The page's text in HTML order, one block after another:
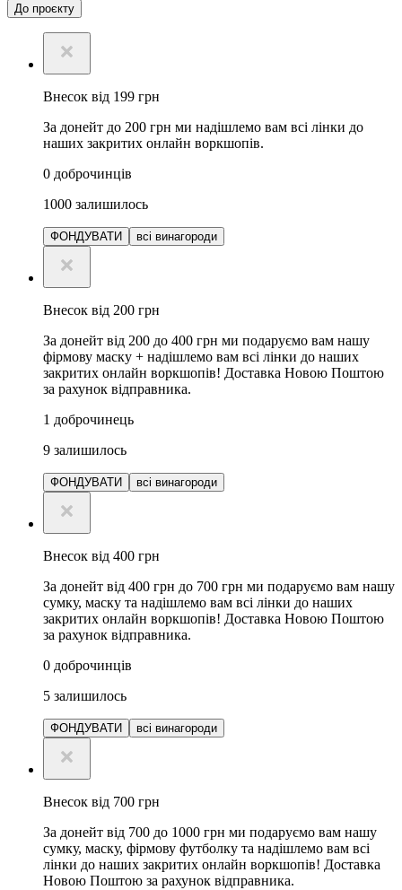
До проєкту
Внесок від 199 грн
За донейт до 200 грн ми надішлемо вам всі лінки до
наших закритих онлайн воркшопів.
0 доброчинців
1000 залишилось
ФОНДУВАТИ всі винагороди
Внесок від 200 грн
За донейт від 200 до 400 грн ми подаруємо вам нашу
фірмову маску + надішлемо вам всі лінки до наших
закритих онлайн воркшопів! Доставка Новою Поштою
за рахунок відправника.
1 доброчинець
9 залишилось
ФОНДУВАТИ всі винагороди
Внесок від 400 грн
За донейт від 400 грн до 700 грн ми подаруємо вам нашу
сумку, маску та надішлемо вам всі лінки до наших
закритих онлайн воркшопів! Доставка Новою Поштою
за рахунок відправника.
0 доброчинців
5 залишилось
ФОНДУВАТИ всі винагороди
Внесок від 700 грн
За донейт від 700 до 1000 грн ми подаруємо вам нашу
сумку, маску, фірмову футболку та надішлемо вам всі
лінки до наших закритих онлайн воркшопів! Доставка
Новою Поштою за рахунок відправника.